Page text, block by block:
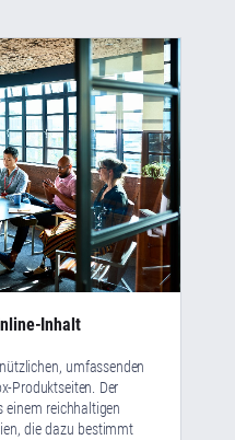
Inhalt
umfassenden
Produktseiten. Der
einem reichhaltigen
die dazu bestimmt